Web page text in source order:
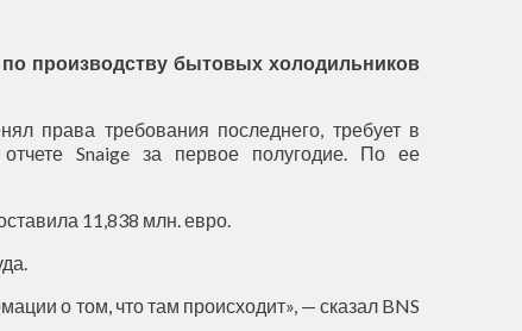
производству бытовых холодильников
права требования последнего, требует в
Snaige за первое полугодие. По ее
11,838 млн. евро.
о том, что там происходит», — сказал BNS